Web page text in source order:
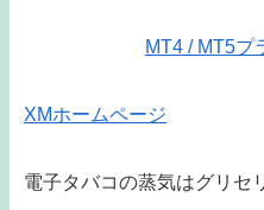
MT4 / MT5プ
XMホームページ
電子タバコの蒸気はグリセ